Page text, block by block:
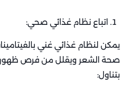
اتباع نظام غذائي صحي:
يمكن لنظام غذائي غني
صحة الشعر ويقلل من فرص ظهور
بتناول: